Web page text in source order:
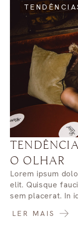
O OLHAR
Lorem ipsum
elit. Quisque
sem placerat. In
LER MAIS